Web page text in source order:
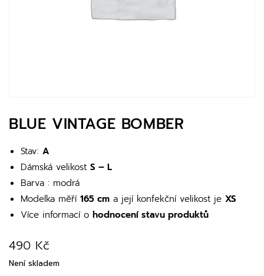
BLUE VINTAGE BOMBER
Stav: A
Dámská velikost S – L
Barva : modrá
Modelka měří 165 cm a její konfekční velikost je XS
Více informací o hodnocení stavu produktů
490 Kč
Není skladem